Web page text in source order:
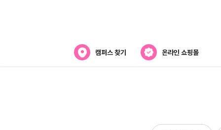
캠퍼스 찾기 온라인 쇼핑몰
전국캠퍼스 찾기